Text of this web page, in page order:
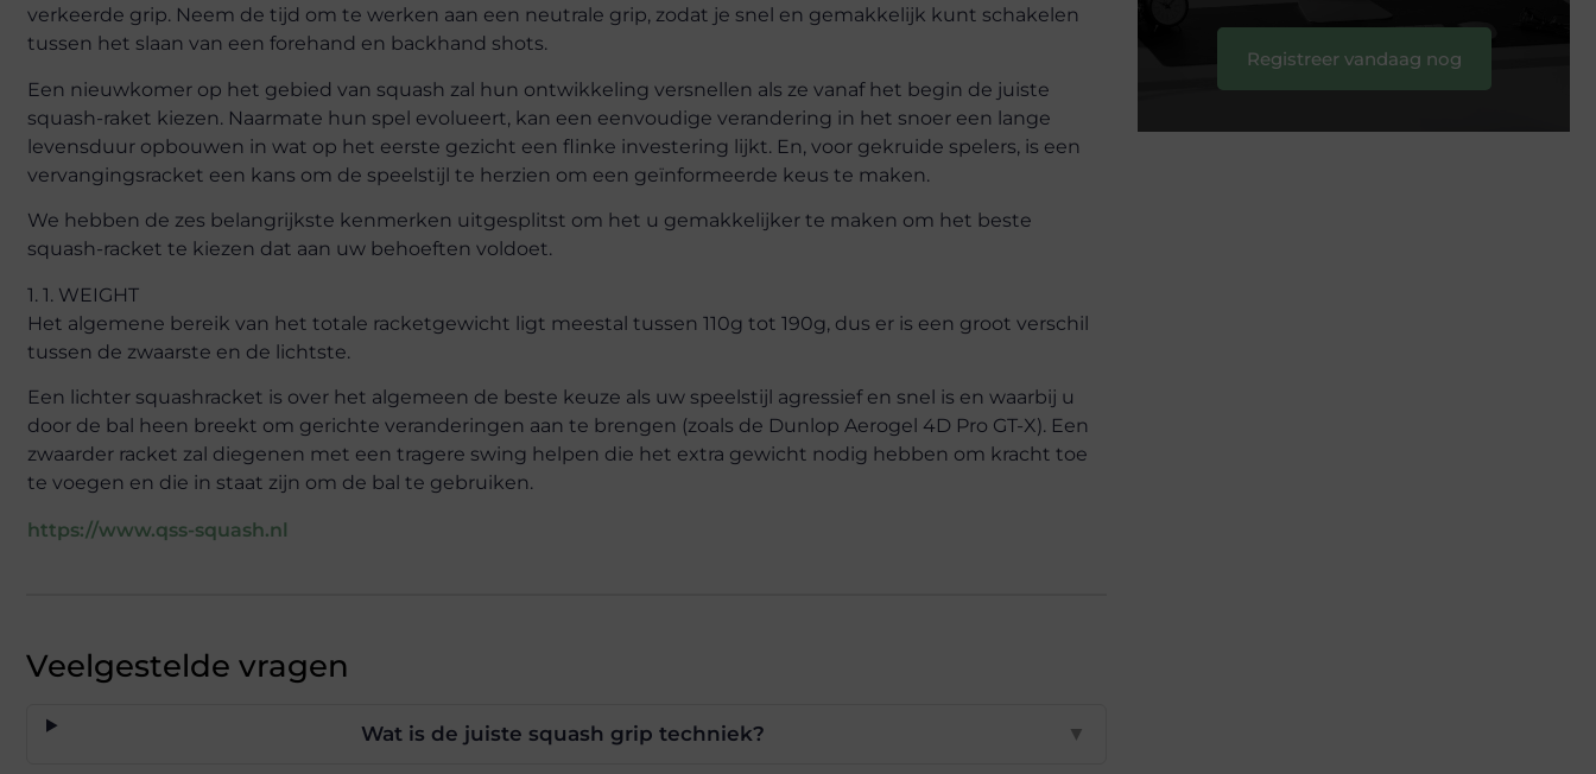
verkeerde grip. Neem de tijd om te werken aan een neutrale grip, zodat je snel en gemakkelijk kunt schakelen
tussen het slaan van een forehand en backhand shots.
Een nieuwkomer op het gebied van squash zal hun ontwikkeling versnellen als ze vanaf het begin de juiste
squash-raket kiezen. Naarmate hun spel evolueert, kan een eenvoudige verandering in het snoer een lange
levensduur opbouwen in wat op het eerste gezicht een flinke investering lijkt. En, voor gekruide spelers, is een
vervangingsracket een kans om de speelstijl te herzien om een geïnformeerde keus te maken.
We hebben de zes belangrijkste kenmerken uitgesplitst om het u gemakkelijker te maken om het beste
squash-racket te kiezen dat aan uw behoeften voldoet.
1. 1. WEIGHT
Het algemene bereik van het totale racketgewicht ligt meestal tussen 110g tot 190g, dus er is een groot verschil
tussen de zwaarste en de lichtste.
Een lichter squashracket is over het algemeen de beste keuze als uw speelstijl agressief en snel is en waarbij u
door de bal heen breekt om gerichte veranderingen aan te brengen (zoals de Dunlop Aerogel 4D Pro GT-X). Een
zwaarder racket zal diegenen met een tragere swing helpen die het extra gewicht nodig hebben om kracht toe
te voegen en die in staat zijn om de bal te gebruiken.
https://www.qss-squash.nl
Veelgestelde vragen
Wat is de juiste squash grip techniek? ▼
Registreer vandaag nog